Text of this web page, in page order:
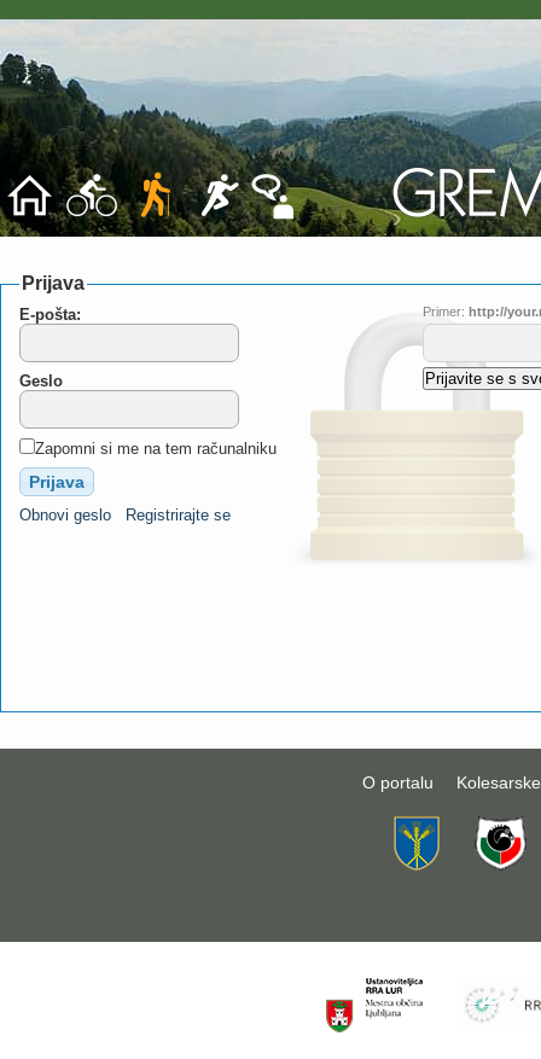
Prijava
E-pošta:
Geslo
Zapomni si me na tem računalniku
Obnovi geslo Registrirajte se
Primer: http://
O portalu